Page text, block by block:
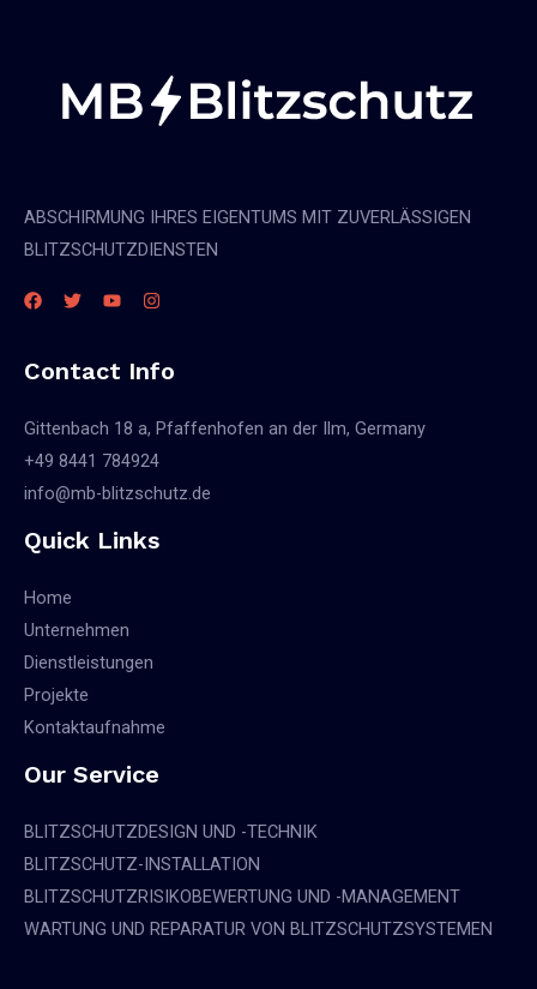
ABSCHIRMUNG IHRES EIGENTUMS MIT ZUVERLÄSSIGEN
BLITZSCHUTZDIENSTEN
Contact Info
Gittenbach 18 a, Pfaffenhofen an der Ilm, Germany
+49 8441 784924
info@mb-blitzschutz.de
Quick Links
Home
Unternehmen
Dienstleistungen
Projekte
Kontaktaufnahme
Our Service
BLITZSCHUTZDESIGN UND -TECHNIK
BLITZSCHUTZ-INSTALLATION
BLITZSCHUTZRISIKOBEWERTUNG UND -MANAGEMENT
WARTUNG UND REPARATUR VON BLITZSCHUTZSYSTEMEN